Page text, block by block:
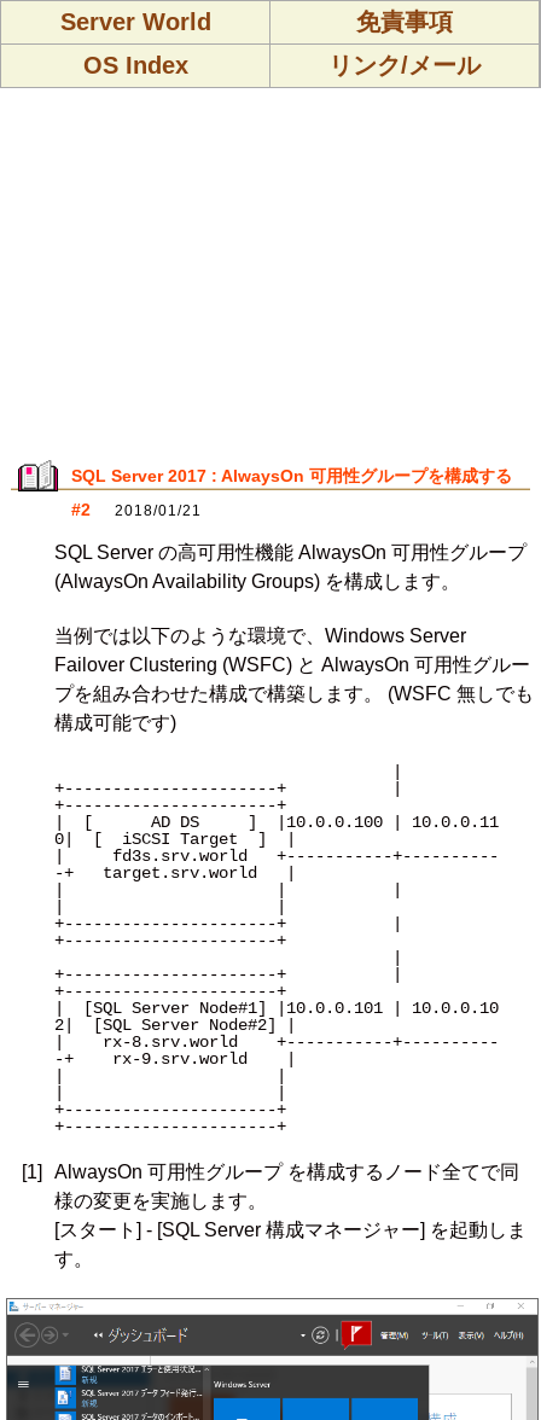
Server World
免責事項
OS Index
リンク/メール
SQL Server 2017 : AlwaysOn 可用性グループを構成する
#2
2018/01/21
SQL Server の高可用性機能 AlwaysOn 可用性グループ
(AlwaysOn Availability Groups) を構成します。
当例では以下のような環境で、Windows Server
Failover Clustering (WSFC) と AlwaysOn 可用性グルー
プを組み合わせた構成で構築します。 (WSFC 無しでも
構成可能です)
+----------------------+           |
+----------------------+
|  [      AD DS     ]  |10.0.0.100 | 10.0.0.11
0|  [  iSCSI Target  ]  |
|     fd3s.srv.world   +-----------+----------
-+   target.srv.world   |
+----------------------+           |
+----------------------+
+----------------------+           |
+----------------------+
|  [SQL Server Node#1] |10.0.0.101 | 10.0.0.10
2|  [SQL Server Node#2] |
|    rx-8.srv.world    +-----------+----------
-+    rx-9.srv.world    |
+----------------------+
+----------------------+
[1]
AlwaysOn 可用性グループ を構成するノード全てで同
様の変更を実施します。
[スタート] - [SQL Server 構成マネージャー] を起動しま
す。